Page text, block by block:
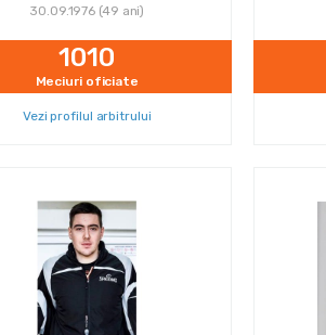
30.09.1976 (49 ani)
1010
Meciuri oficiate
Vezi profilul arbitrului